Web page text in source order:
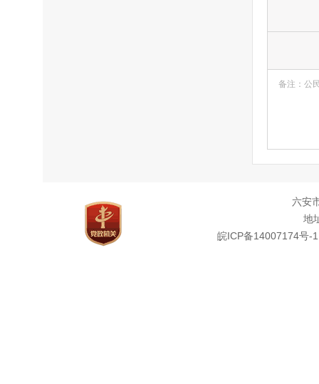
备注：公
六安
地
皖ICP备14007174号-1